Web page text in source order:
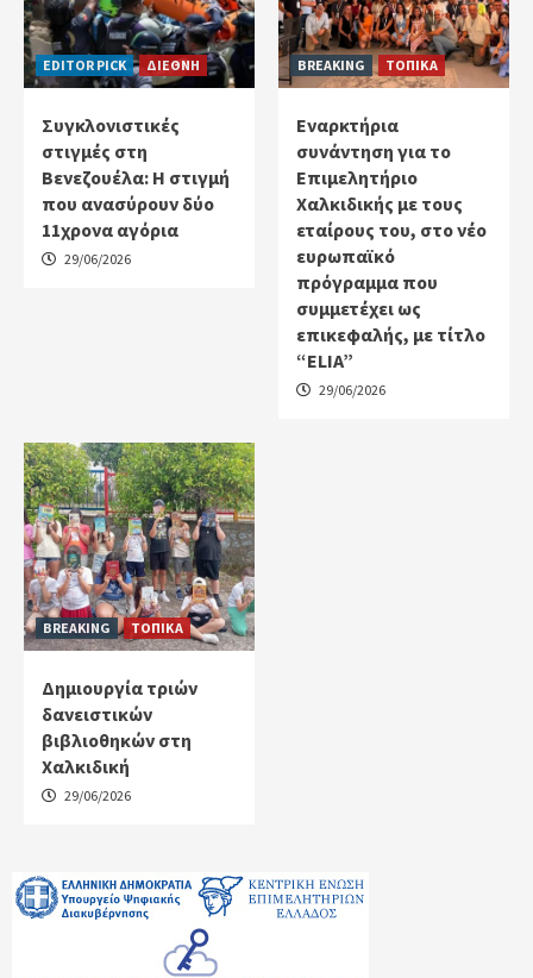
EDITOR PICK ΔΙΕΘΝΗ
Συγκλονιστικές
στιγμές στη
Βενεζουέλα: Η στιγμή
που ανασύρουν δύο
11χρονα αγόρια
29/06/2026
BREAKING ΤΟΠΙΚΑ
Εναρκτήρια
συνάντηση για το
Επιμελητήριο
Χαλκιδικής με τους
εταίρους του, στο νέο
ευρωπαϊκό
πρόγραμμα που
συμμετέχει ως
επικεφαλής, με τίτλο
“ELIA”
29/06/2026
BREAKING ΤΟΠΙΚΑ
Δημιουργία τριών
δανειστικών
βιβλιοθηκών στη
Χαλκιδική
29/06/2026